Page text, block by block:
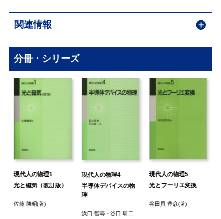
関連情報
分冊・シリーズ
現代人の物理1
光と磁気（改訂版）
佐藤 勝昭(著)
現代人の物理4
半導体デバイスの物
理
浜口 智尋・谷口 研二
現代人の物理5
光とフーリエ変換
谷田貝 豊彦(著)